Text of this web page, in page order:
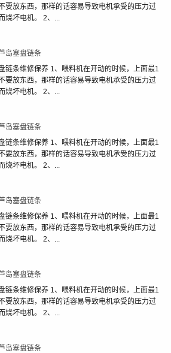
要放东西，那样的话容易导致电机承受的压力过
烧坏电机。 2、...
岛塞盘链条
链条维修保养 1、喂料机在开动的时候，上面最1
要放东西，那样的话容易导致电机承受的压力过
烧坏电机。 2、...
岛塞盘链条
链条维修保养 1、喂料机在开动的时候，上面最1
要放东西，那样的话容易导致电机承受的压力过
烧坏电机。 2、...
岛塞盘链条
链条维修保养 1、喂料机在开动的时候，上面最1
要放东西，那样的话容易导致电机承受的压力过
烧坏电机。 2、...
岛塞盘链条
链条维修保养 1、喂料机在开动的时候，上面最1
要放东西，那样的话容易导致电机承受的压力过
烧坏电机。 2、...
岛塞盘链条